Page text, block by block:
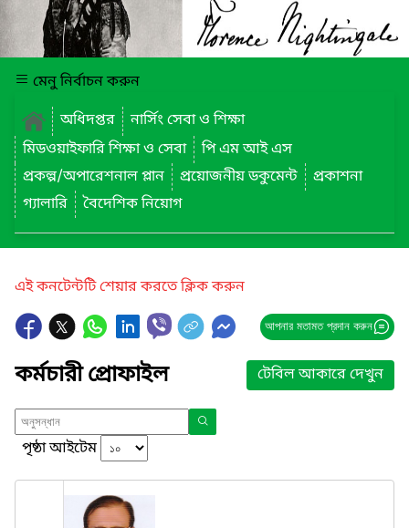
মেনু নির্বাচন করুন
অধিদপ্তর
নার্সিং সেবা ও শিক্ষা
মিডওয়াইফারি শিক্ষা ও সেবা
পি এম আই এস
প্রকল্প/অপারেশনাল প্লান
প্রয়োজনীয় ডকুমেন্ট
প্রকাশনা
গ্যালারি
বৈদেশিক নিয়োগ
এই কনটেন্টটি শেয়ার করতে ক্লিক করুন
আপনার মতামত প্রদান করুন
কর্মচারী প্রোফাইল টেবিল আকারে দেখুন
পৃষ্ঠা আইটেম